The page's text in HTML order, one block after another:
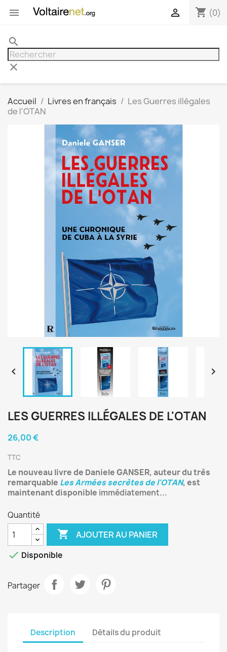
 shopping_cart (0)

search
clear
Accueil Livres en français
Les Guerres illégales
de l'OTAN
 
LES GUERRES ILLÉGALES DE L'OTAN
26,00 €
TTC
Le nouveau livre de Daniele GANSER, auteur du très
remarquable Les Armées secrètes de l'OTAN, est
maintenant disponible immédiatement...
Quantité
 AJOUTER AU PANIER
 Disponible
Partager
Description Détails du produit